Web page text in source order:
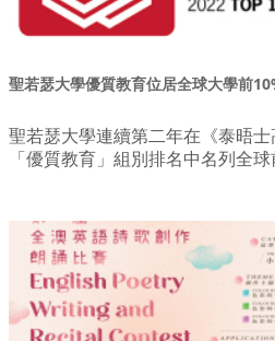
聖若瑟大學優質教育位居全球大學前
聖若瑟大學連續第二年在《泰晤士
「優質教育」組別排名中名列全球